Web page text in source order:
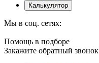
Калькулятор
Мы в соц. сетях:
Помощь в подборе
Закажите обратный звонок